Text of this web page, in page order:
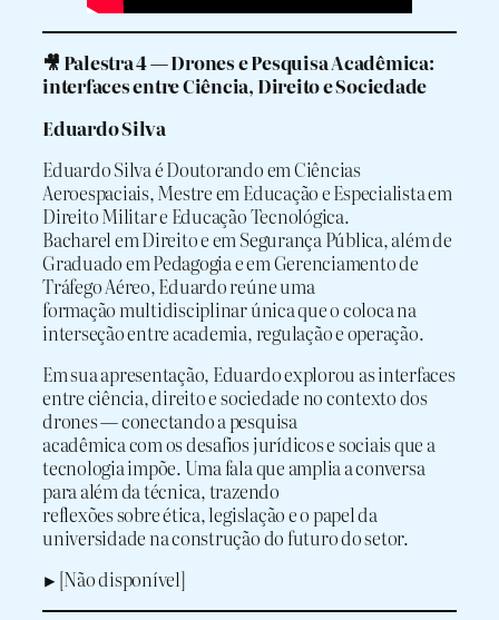
🎥 Palestra 4 — Drones e Pesquisa Acadêmica:
interfaces entre Ciência, Direito e Sociedade
Eduardo Silva
Eduardo Silva é Doutorando em Ciências
Aeroespaciais, Mestre em Educação e Especialista em
Direito Militar e Educação Tecnológica.
Bacharel em Direito e em Segurança Pública, além de
Graduado em Pedagogia e em Gerenciamento de
Tráfego Aéreo, Eduardo reúne uma
formação multidisciplinar única que o coloca na
interseção entre academia, regulação e operação.
Em sua apresentação, Eduardo explorou as interfaces
entre ciência, direito e sociedade no contexto dos
drones — conectando a pesquisa
acadêmica com os desafios jurídicos e sociais que a
tecnologia impõe. Uma fala que amplia a conversa
para além da técnica, trazendo
reflexões sobre ética, legislação e o papel da
universidade na construção do futuro do setor.
▶️ [Não disponível]